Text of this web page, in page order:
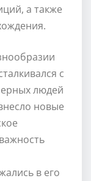
а также
с
людей
новые
в его